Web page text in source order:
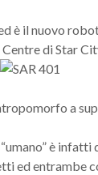
è il nuovo
Centre di Star
a
è
ed entrambe